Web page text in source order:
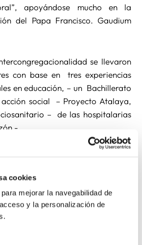
cookies
mejorar la navegabilidad de
y la personalización de
apoyándose mucho en la
del Papa Francisco. Gaudium
se llevaron
con base en tres experiencias
en educación, – un Bachillerato
social – Proyecto Atalaya,
– de las hospitalarias
-.
Memoria de actividades y la
la Regional para el curso 2013-